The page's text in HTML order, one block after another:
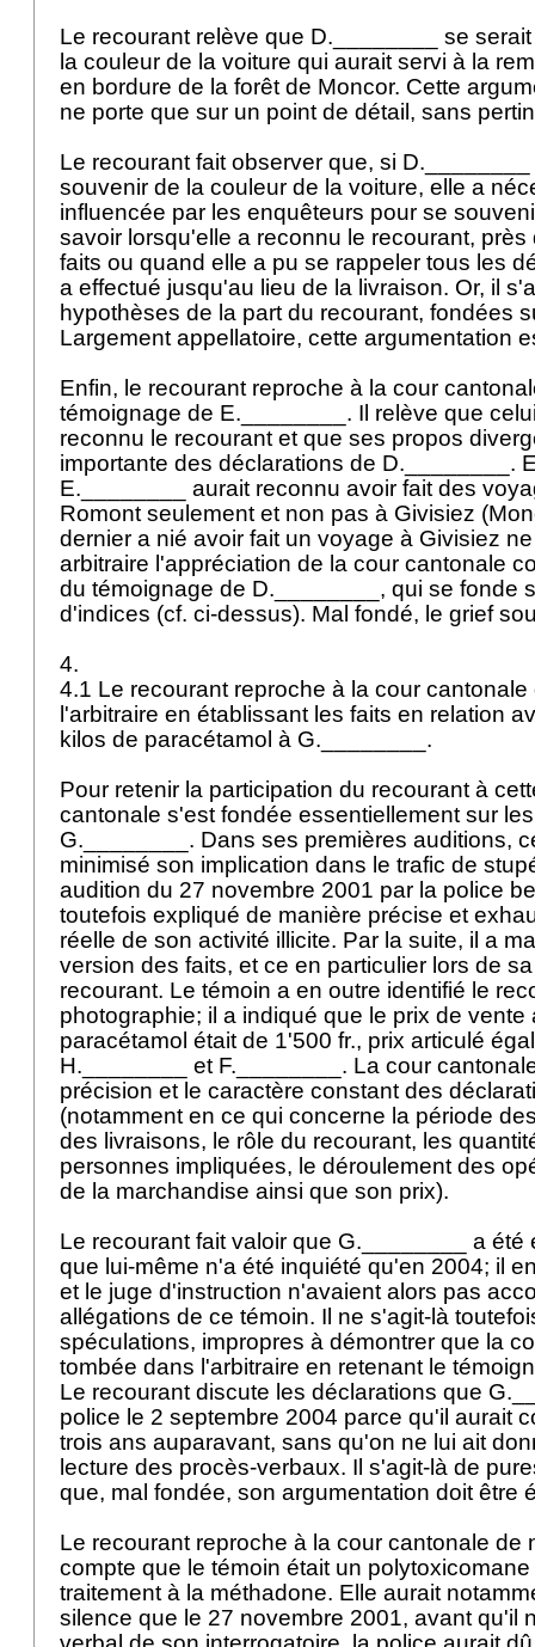
Le recourant relève que D.________ se
la couleur de la voiture qui aurait servi à la
en bordure de la forêt de Moncor. Cette
ne porte que sur un point de détail, sans
Le recourant fait observer que, si
souvenir de la couleur de la voiture, elle a
influencée par les enquêteurs pour se
savoir lorsqu'elle a reconnu le recourant,
faits ou quand elle a pu se rappeler tous les
a effectué jusqu'au lieu de la livraison. Or, il
hypothèses de la part du recourant, fondées
Largement appellatoire, cette argumentation
Enfin, le recourant reproche à la cour
témoignage de E.________. Il relève que
reconnu le recourant et que ses propos
importante des déclarations de D.________.
E.________ aurait reconnu avoir fait des
Romont seulement et non pas à Givisiez
dernier a nié avoir fait un voyage à Givisiez
arbitraire l'appréciation de la cour cantonale
du témoignage de D.________, qui se fonde
d'indices (cf. ci-dessus). Mal fondé, le grief
4.
4.1 Le recourant reproche à la cour
l'arbitraire en établissant les faits en relation
kilos de paracétamol à G.________.
Pour retenir la participation du recourant à
cantonale s'est fondée essentiellement sur
G.________. Dans ses premières auditions,
minimisé son implication dans le trafic de
audition du 27 novembre 2001 par la police
toutefois expliqué de manière précise et
réelle de son activité illicite. Par la suite, il a
version des faits, et ce en particulier lors de
recourant. Le témoin a en outre identifié le
photographie; il a indiqué que le prix de vente
paracétamol était de 1'500 fr., prix articulé
H.________ et F.________. La cour
précision et le caractère constant des
(notamment en ce qui concerne la période
des livraisons, le rôle du recourant, les
personnes impliquées, le déroulement des
de la marchandise ainsi que son prix).
Le recourant fait valoir que G.________ a été
que lui-même n'a été inquiété qu'en 2004; il
et le juge d'instruction n'avaient alors pas
allégations de ce témoin. Il ne s'agit-là
spéculations, impropres à démontrer que la
tombée dans l'arbitraire en retenant le
Le recourant discute les déclarations que
police le 2 septembre 2004 parce qu'il aurait
trois ans auparavant, sans qu'on ne lui ait
lecture des procès-verbaux. Il s'agit-là de
que, mal fondée, son argumentation doit être
Le recourant reproche à la cour cantonale de
compte que le témoin était un
traitement à la méthadone. Elle aurait
silence que le 27 novembre 2001, avant qu'il